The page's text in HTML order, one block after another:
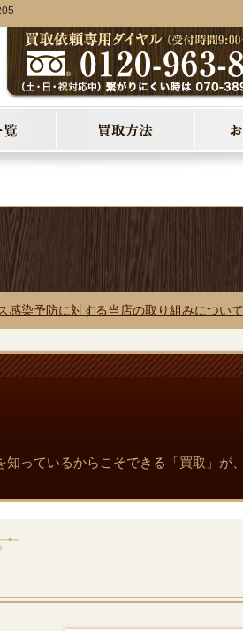
感染予防に対する当店の取り組みについて
っているからこそできる「買取」が、